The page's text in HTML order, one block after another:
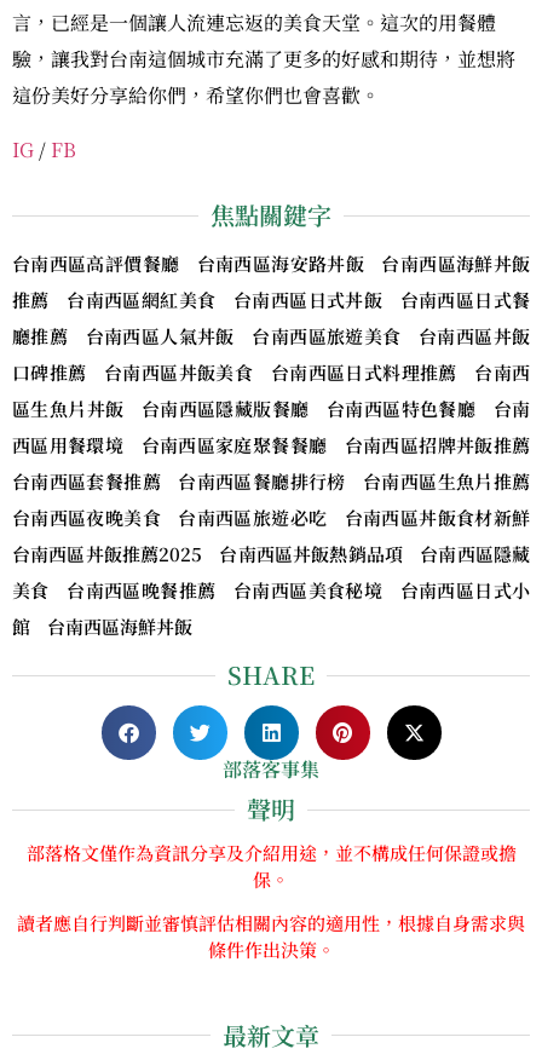
言，已經是一個讓人流連忘返的美食天堂。這次的用餐體
驗，讓我對台南這個城市充滿了更多的好感和期待，並想將
這份美好分享給你們，希望你們也會喜歡。
IG / FB
焦點關鍵字
台南西區高評價餐廳 台南西區海安路丼飯 台南西區海鮮丼飯
推薦 台南西區網紅美食 台南西區日式丼飯 台南西區日式餐
廳推薦 台南西區人氣丼飯 台南西區旅遊美食 台南西區丼飯
口碑推薦 台南西區丼飯美食 台南西區日式料理推薦 台南西
區生魚片丼飯 台南西區隱藏版餐廳 台南西區特色餐廳 台南
西區用餐環境 台南西區家庭聚餐餐廳 台南西區招牌丼飯推薦
台南西區套餐推薦 台南西區餐廳排行榜 台南西區生魚片推薦
台南西區夜晚美食 台南西區旅遊必吃 台南西區丼飯食材新鮮
台南西區丼飯推薦2025 台南西區丼飯熱銷品項 台南西區隱藏
美食 台南西區晚餐推薦 台南西區美食秘境 台南西區日式小
館 台南西區海鮮丼飯
SHARE
部落客事集
聲明
部落格文僅作為資訊分享及介紹用途，並不構成任何保證或擔
保。
讀者應自行判斷並審慎評估相關內容的適用性，根據自身需求與
條件作出決策。
最新文章